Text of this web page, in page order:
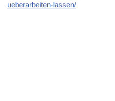
ueberarbeiten-lassen/